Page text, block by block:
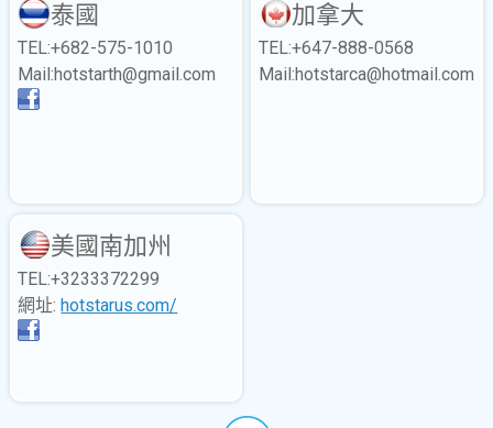
泰國
TEL:+682-575-1010
Mail:hotstarth@gmail.com
加拿大
TEL:+647-888-0568
Mail:hotstarca@hotmail.com
美國南加州
TEL:+3233372299
網址: hotstarus.com/